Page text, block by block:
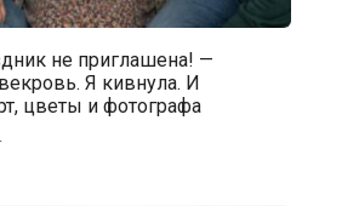
не приглашена! —
Я кивнула. И
цветы и фотографа